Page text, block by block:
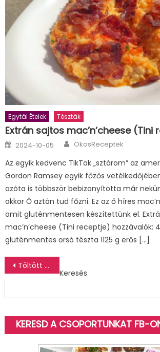
Egytál Ételek Tészták
Extrán sajtos mac’n’cheese (Tini
Posted
on
2024-10-05 Author
OkosReceptek
Az egyik kedvenc TikTok „sztárom” az
Gordon Ramsey egyik főzős
azóta is többször bebizonyította már
akkor Ő aztán tud főzni. Ez az ő híres
amit gluténmentesen készítettünk el.
mac’n’cheese (Tini receptje) hozzávalók:
gluténmentes orsó tészta 1125 g erős […]
Bejegyzés
navigáció
Töltött paprika
Keresés
KERESD A CSOPORTUNKAT FB-